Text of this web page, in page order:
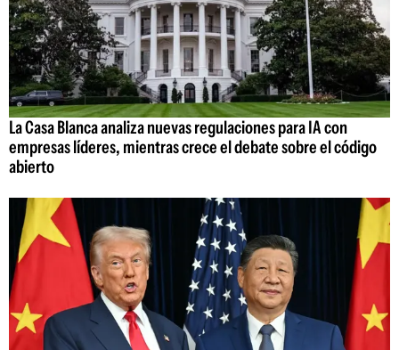
La Casa Blanca analiza nuevas regulaciones para IA con
empresas líderes, mientras crece el debate sobre el código
abierto